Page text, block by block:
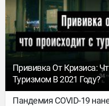
Прививка От Кризиса:
Туризмом В 2021 Году?
Пандемия COVID-19